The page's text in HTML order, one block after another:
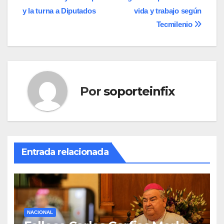
de
vida y trabajo según
Tecmilenio
y la turna a Diputados
Porsoporteinfix
Entrada relacionada
NACIONAL